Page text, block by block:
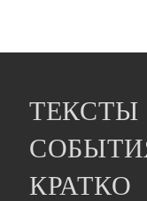
ТЕКСТЫ
КРАТКО